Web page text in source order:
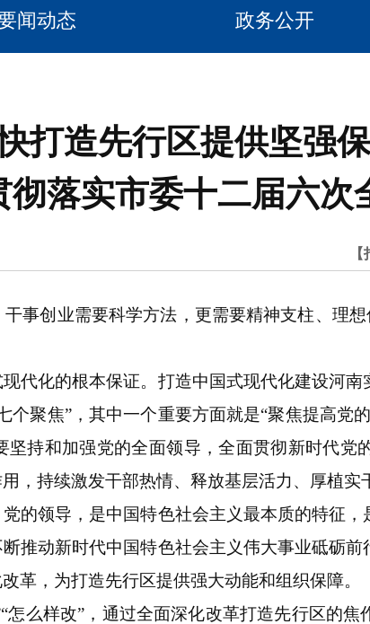
闻动态 政务公开
打造先行区提供坚强
彻落实市委十二届六次
【
创业需要科学方法，更需要精神支柱、理想
化的根本保证。打造中国式现代化建设河南
个聚焦”，其中一个重要方面就是“聚焦提高党
持和加强党的全面领导，全面贯彻新时代党
，持续激发干部热情、释放基层活力、厚植实
领导，是中国特色社会主义最本质的特征，
推动新时代中国特色社会主义伟大事业砥砺
革，为打造先行区提供强大动能和组织保障。
么样改”，通过全面深化改革打造先行区的焦